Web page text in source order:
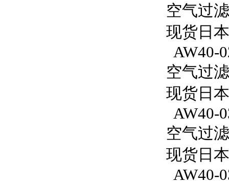
空气过
现货日
AW40-
空气过
现货日
AW40-
空气过
现货日
AW40-